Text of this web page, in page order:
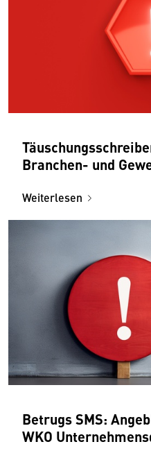
Branchen- und
Weiterlesen
Betrugs SMS:
WKO